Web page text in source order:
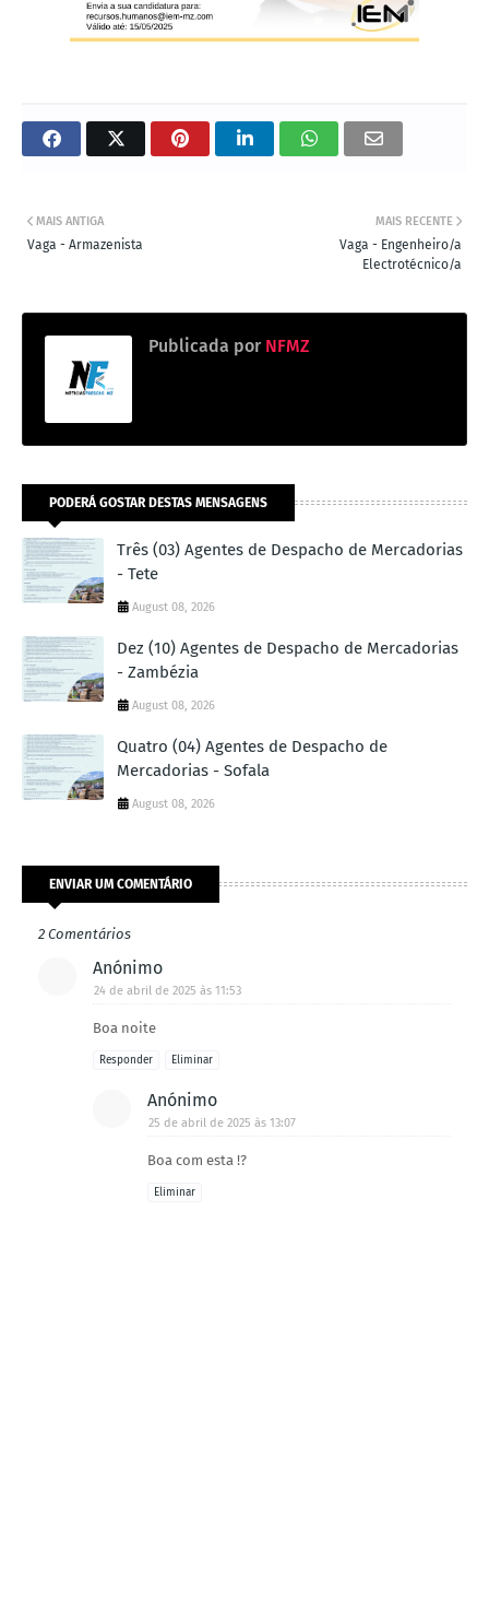
MAIS RECENTE
Vaga - Engenheiro/a
Electrotécnico/a
MAIS ANTIGA
Vaga - Armazenista
Publicada por NFMZ
PODERÁ GOSTAR DESTAS MENSAGENS
Três (03) Agentes de Despacho de Mercadorias
- Tete
August 08, 2026
Dez (10) Agentes de Despacho de Mercadorias
- Zambézia
August 08, 2026
Quatro (04) Agentes de Despacho de
Mercadorias - Sofala
August 08, 2026
ENVIAR UM COMENTÁRIO
2 Comentários
Anónimo
24 de abril de 2025 às 11:53
Boa noite
Responder Eliminar
Anónimo
25 de abril de 2025 às 13:07
Boa com esta !?
Eliminar